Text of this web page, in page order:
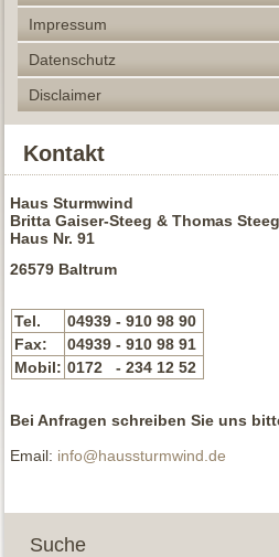
Impressum
Datenschutz
Disclaimer
Kontakt
Haus Sturmwind
Britta Gaiser-Steeg & Thomas Steeg
Haus Nr. 91
26579 Baltrum
Tel.
04939 - 910 98 90
Fax:
04939 - 910 98 91
Mobil: 0172 - 234 12 52
Bei Anfragen schreiben Sie uns
Email: info@haussturmwind.de
Suche